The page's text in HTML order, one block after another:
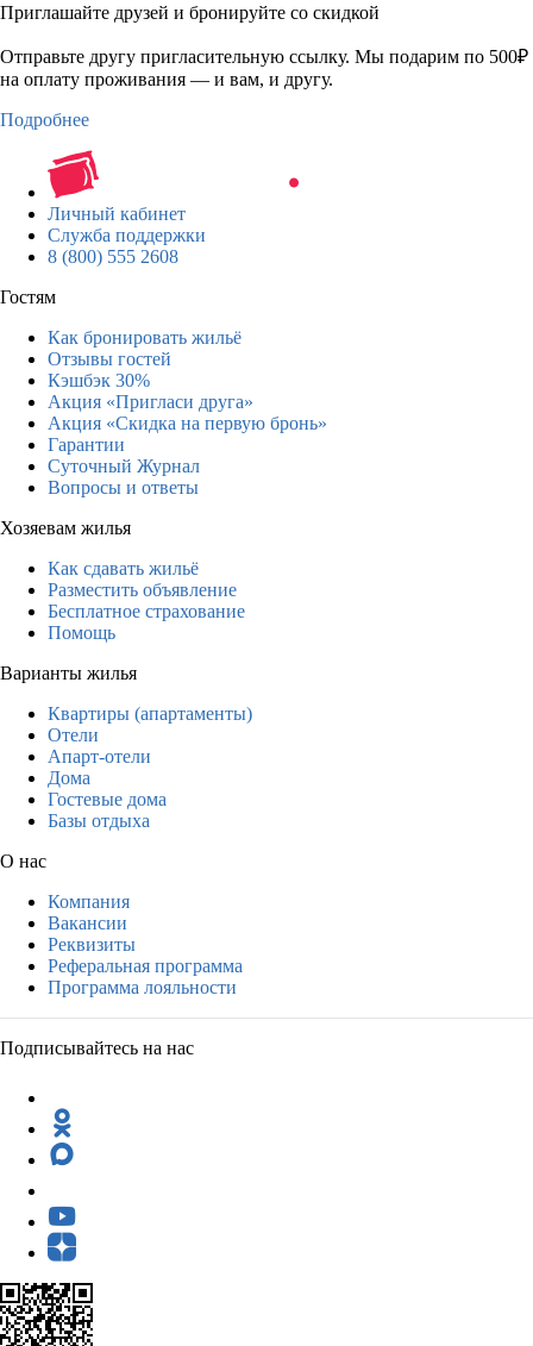
Приглашайте друзей и бронируйте со скидкой
Отправьте другу пригласительную ссылку. Мы подарим по 500₽
на оплату проживания — и вам, и другу.
Подробнее
Личный кабинет
Служба поддержки
8 (800) 555 2608
Гостям
Как бронировать жильё
Отзывы гостей
Кэшбэк 30%
Акция «Пригласи друга»
Акция «Скидка на первую бронь»
Гарантии
Суточный Журнал
Вопросы и ответы
Хозяевам жилья
Как сдавать жильё
Разместить объявление
Бесплатное страхование
Помощь
Варианты жилья
Квартиры (апартаменты)
Отели
Апарт-отели
Дома
Гостевые дома
Базы отдыха
О нас
Компания
Вакансии
Реквизиты
Реферальная программа
Программа лояльности
Подписывайтесь на нас